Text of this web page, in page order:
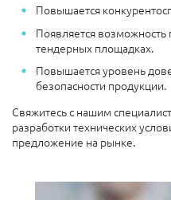
Повышается
Появляется возможность
тендерных площадках.
Повышается уровень
безопасности продукции.
Свяжитесь с нашим
разработки технических
предложение на рынке.